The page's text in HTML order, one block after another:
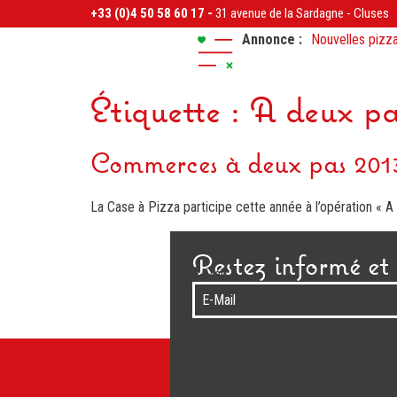
+33 (0)4 50 58 60 17 - 31 avenue de la Sardagne - Cluses
Annonce : Nouvelles
Réservez vos
Étiquette : A deux
Commerces à deux pas
La Case à Pizza participe cette année à l’opération «
Restez informé et
E-Mail